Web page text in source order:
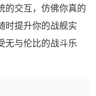
的交互，仿佛你真的
时提升你的战舰实
无与伦比的战斗乐